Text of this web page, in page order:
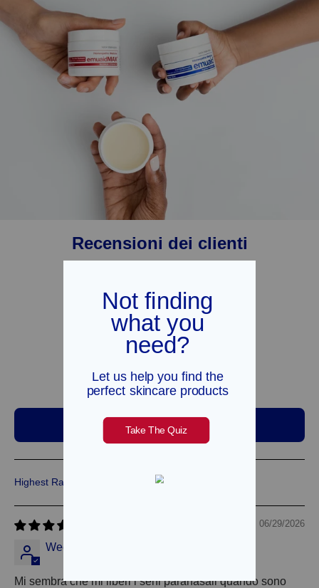
Recensioni dei clienti
Scrivi una recensione
Sort by
06/29/2026
Wee
Mi sembra che mi liberi i seni paranasali quando sono